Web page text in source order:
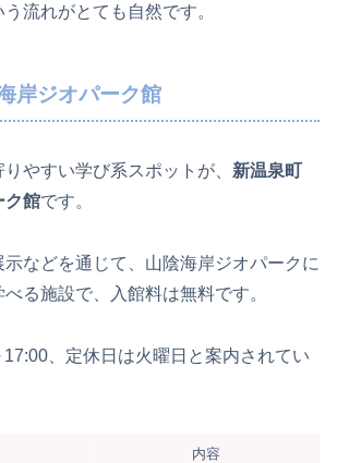
流れがとても自然です。
岸ジオパーク館
やすい学び系スポットが、 新温泉町
ク館です。
などを通じて、山陰海岸ジオパークに
る施設で、入館料は無料です。
、定休日は火曜日と案内されてい
内容